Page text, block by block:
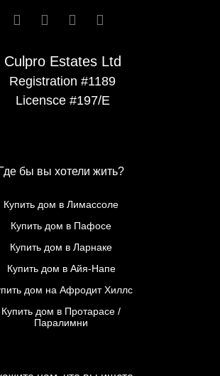
Culpro Estates Ltd
Registration #1189
Licensce #197/E
   
Где бы вы хотели жить?
Купить дом в Лимассоле
Купить дом в Пафосе
Купить дом в Ларнаке
Купить дом в Айя-Напе
дом на Афродит Хиллс
Купить дом в Протарасе /
Паралимни